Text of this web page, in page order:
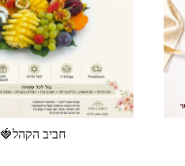
חביב הקהל🍓